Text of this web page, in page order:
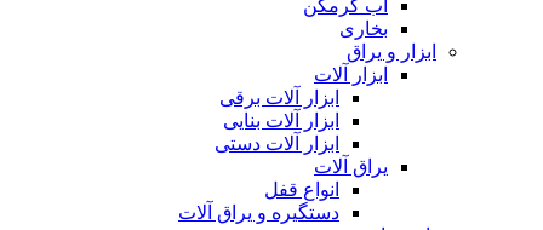
آب گرمکن
بخاری
ابزار و یراق
ابزار آلات
ابزار آلات برقی
ابزار آلات بنایی
ابزار آلات دستی
یراق آلات
انواع قفل
دستگیره و یراق آلات